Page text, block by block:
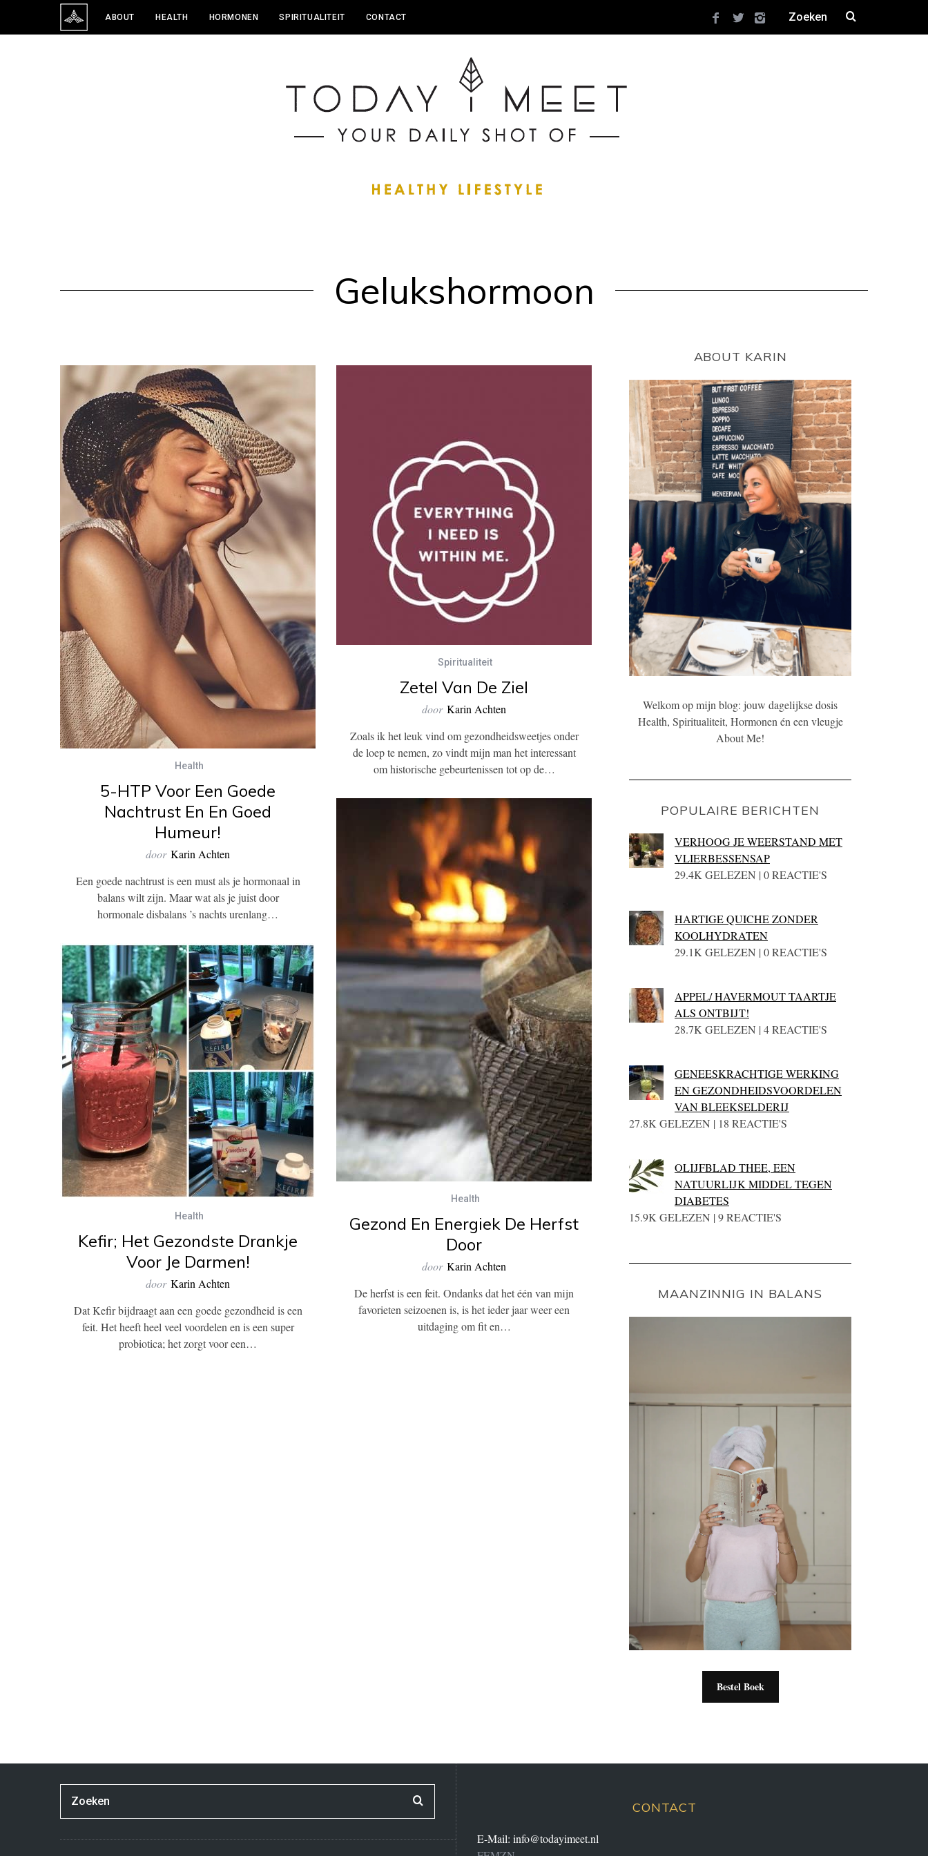
ABOUT HEALTH HORMONEN SPIRITUALITEIT CONTACT
Gelukshormoon
Health
5-HTP Voor Een Goede
Nachtrust En En Goed
Humeur!
door Karin Achten
Een goede nachtrust is een must als je hormonaal in
balans wilt zijn. Maar wat als je juist door
hormonale disbalans ’s nachts urenlang…
Spiritualiteit
Zetel Van De Ziel
door Karin Achten
Zoals ik het leuk vind om gezondheidsweetjes onder
de loep te nemen, zo vindt mijn man het interessant
om historische gebeurtenissen tot op de…
Health
Gezond En Energiek De Herfst
Door
door Karin Achten
De herfst is een feit. Ondanks dat het één van mijn
favorieten seizoenen is, is het ieder jaar weer een
uitdaging om fit en…
Health
Kefir; Het Gezondste Drankje
Voor Je Darmen!
door Karin Achten
Dat Kefir bijdraagt aan een goede gezondheid is een
feit. Het heeft heel veel voordelen en is een super
probiotica; het zorgt voor een…
ABOUT KARIN
Welkom op mijn blog: jouw dagelijkse dosis
Health, Spiritualiteit, Hormonen én een vleugje
About Me!
POPULAIRE BERICHTEN
VERHOOG JE WEERSTAND MET
VLIERBESSENSAP
29.4K GELEZEN | 0 REACTIE'S
HARTIGE QUICHE ZONDER
KOOLHYDRATEN
29.1K GELEZEN | 0 REACTIE'S
APPEL/ HAVERMOUT TAARTJE
ALS ONTBIJT!
28.7K GELEZEN | 4 REACTIE'S
GENEESKRACHTIGE WERKING
EN GEZONDHEIDSVOORDELEN
VAN BLEEKSELDERIJ
27.8K GELEZEN | 18 REACTIE'S
OLIJFBLAD THEE, EEN
NATUURLIJK MIDDEL TEGEN
DIABETES
15.9K GELEZEN | 9 REACTIE'S
MAANZINNIG IN BALANS
Bestel Boek
CONTACT
E-Mail:info@todayimeet.nl